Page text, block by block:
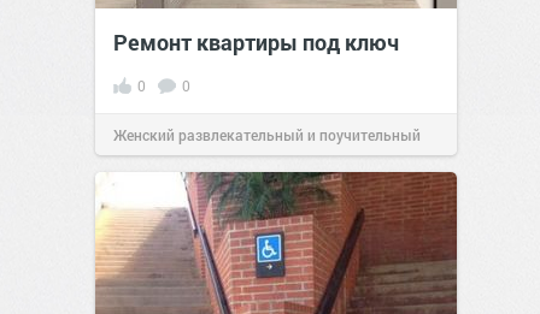
Ремонт квартиры под ключ
0 0
Женский развлекательный и поучительный
сайт. 20:3412 авг 2022